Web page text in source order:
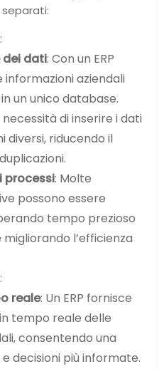
separati:
:
dei dati: Con un ERP
aziendali
un unico database.
di inserire i dati
diversi, riducendo il
processi: Molte
possono essere
tempo prezioso
l’efficienza
:
reale: Un ERP fornisce
tempo reale delle
consentendo una
decisioni più informate.